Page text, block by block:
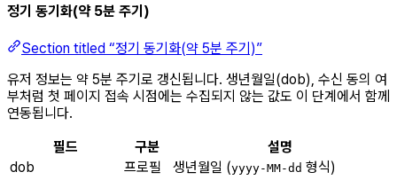
정기 동기화(약 5분 주기)
Section titled “정기 동기화(약 5분 주기)”
유저 정보는 약 5분 주기로 갱신됩니다. 생년월일(dob), 수신 동의 여
부처럼 첫 페이지 접속 시점에는 수집되지 않는 값도 이 단계에서 함께
연동됩니다.
필드
구분
설명
dob
프로필 생년월일 (yyyy-MM-dd 형식)